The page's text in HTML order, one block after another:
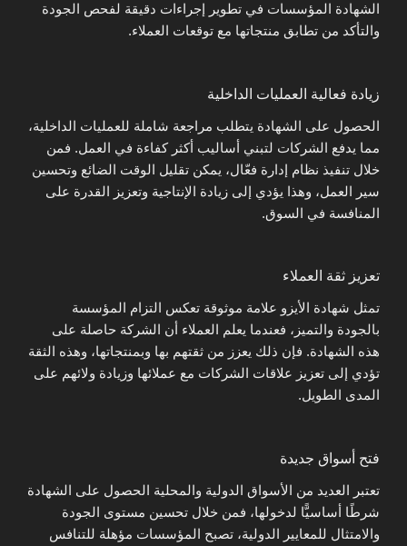
الشهادة المؤسسات في تطوير إجراءات دقيقة لفحص الجودة
والتأكد من تطابق منتجاتها مع توقعات العملاء.
زيادة فعالية العمليات الداخلية
الحصول على الشهادة يتطلب مراجعة شاملة للعمليات الداخلية،
مما يدفع الشركات لتبني أساليب أكثر كفاءة في العمل. فمن
خلال تنفيذ نظام إدارة فعّال، يمكن تقليل الوقت الضائع وتحسين
سير العمل، وهذا يؤدي إلى زيادة الإنتاجية وتعزيز القدرة على
المنافسة في السوق.
تعزيز ثقة العملاء
تمثل شهادة الأيزو علامة موثوقة تعكس التزام المؤسسة
بالجودة والتميز، فعندما يعلم العملاء أن الشركة حاصلة على
هذه الشهادة. فإن ذلك يعزز من ثقتهم بها وبمنتجاتها، وهذه الثقة
تؤدي إلى تعزيز علاقات الشركات مع عملائها وزيادة ولائهم على
المدى الطويل.
فتح أسواق جديدة
تعتبر العديد من الأسواق الدولية والمحلية الحصول على الشهادة
شرطًا أساسيًّا لدخولها، فمن خلال تحسين مستوى الجودة
والامتثال للمعايير الدولية، تصبح المؤسسات مؤهلة للتنافس